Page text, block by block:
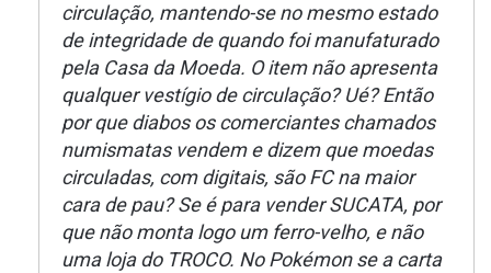
circulação, mantendo-se no mesmo estado
de integridade de quando foi manufaturado
pela Casa da Moeda. O item não apresenta
qualquer vestígio de circulação? Ué? Então
por que diabos os comerciantes chamados
numismatas vendem e dizem que moedas
circuladas, com digitais, são FC na maior
cara de pau? Se é para vender SUCATA, por
que não monta logo um ferro-velho, e não
uma loja do TROCO. No Pokémon se a carta